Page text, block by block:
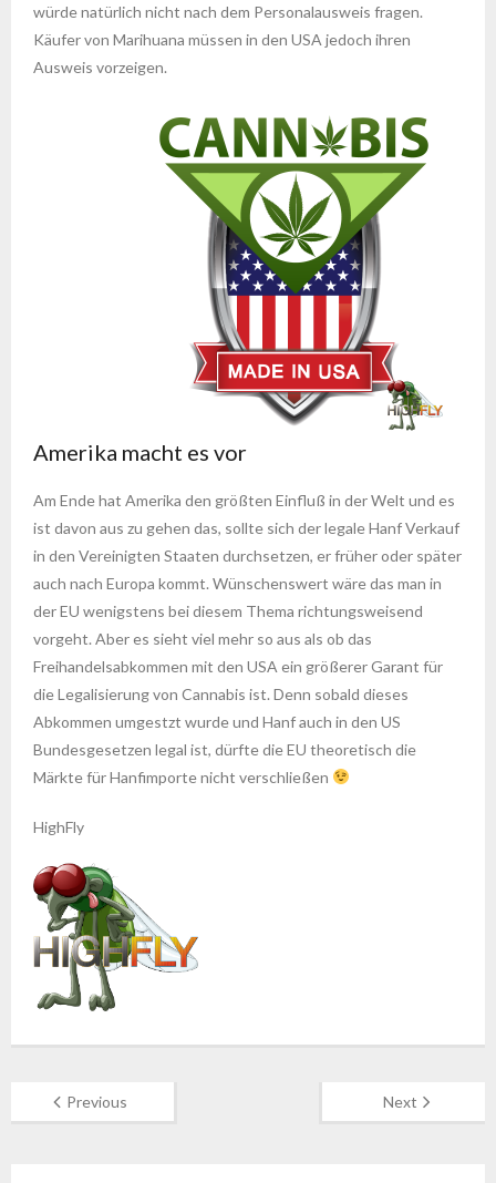
würde natürlich nicht nach dem Personalausweis fragen.
Käufer von Marihuana müssen in den USA jedoch ihren
Ausweis vorzeigen.
Amerika macht es vor
Am Ende hat Amerika den größten Einfluß in der Welt und es
ist davon aus zu gehen das, sollte sich der legale Hanf Verkauf
in den Vereinigten Staaten durchsetzen, er früher oder später
auch nach Europa kommt. Wünschenswert wäre das man in
der EU wenigstens bei diesem Thema richtungsweisend
vorgeht. Aber es sieht viel mehr so aus als ob das
Freihandelsabkommen mit den USA ein größerer Garant für
die Legalisierung von Cannabis ist. Denn sobald dieses
Abkommen umgestzt wurde und Hanf auch in den US
Bundesgesetzen legal ist, dürfte die EU theoretisch die
Märkte für Hanfimporte nicht verschließen
HighFly
Previous Next